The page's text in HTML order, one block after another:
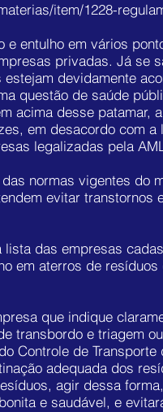
melhor empresa na
com extrema
trabalho que vai
chamado de Resíduo
lei proíbe a deposição
e permite que
da coleta
acima, você
SP.
item/1228-
entulho em vários
privadas. Já se
devidamente
questão de saúde
acima desse patamar,
em desacordo com
legalizadas pela
normas vigentes do
evitar transtornos
das empresas
em aterros de
que indique
transbordo e triagem
Controle de
adequada dos
agir dessa
e saudável, e